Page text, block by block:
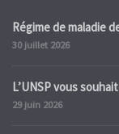
Régime de maladie
30 juillet 2026
L’UNSP vous
29 juin 2026